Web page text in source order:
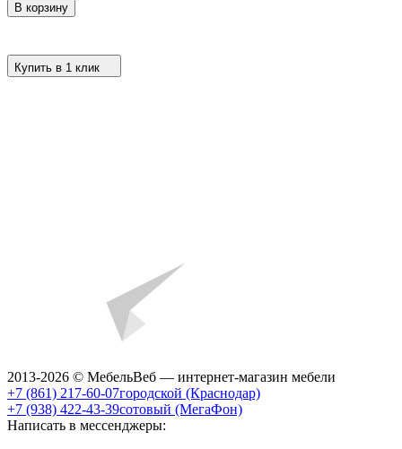
В корзину
Купить в 1 клик
2013-2026 © МебельВеб — интернет-магазин мебели
+7 (861) 217-60-07городской (Краснодар)
+7 (938) 422-43-39сотовый (МегаФон)
Написать в мессенджеры: